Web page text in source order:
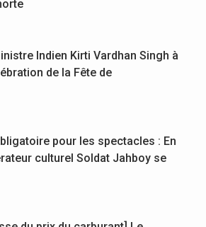
Indien Kirti Vardhan Singh à
de la Fête de
pour les spectacles : En
culturel Soldat Jahboy se